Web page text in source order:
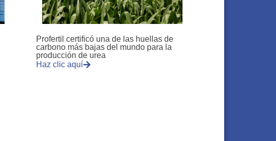
Profertil certificó una de las huellas de
carbono más bajas del mundo para la
producción de urea
Haz clic aquí